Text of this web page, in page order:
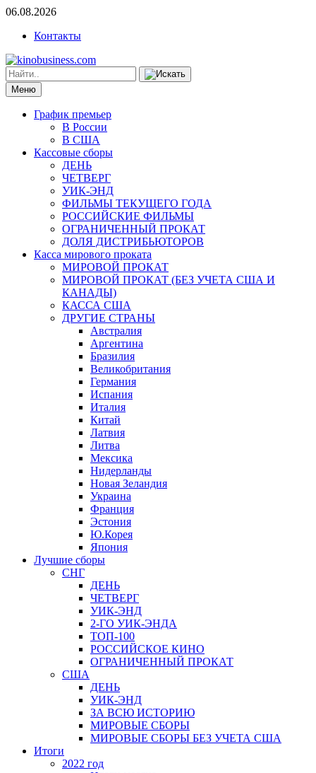
06.08.2026
Контакты
Меню
График премьер
В России
В США
Кассовые сборы
ДЕНЬ
ЧЕТВЕРГ
УИК-ЭНД
ФИЛЬМЫ ТЕКУЩЕГО ГОДА
РОССИЙСКИЕ ФИЛЬМЫ
ОГРАНИЧЕННЫЙ ПРОКАТ
ДОЛЯ ДИСТРИБЬЮТОРОВ
Касса мирового проката
МИРОВОЙ ПРОКАТ
МИРОВОЙ ПРОКАТ (БЕЗ УЧЕТА США И
КАНАДЫ)
КАССА США
ДРУГИЕ СТРАНЫ
Австралия
Аргентина
Бразилия
Великобритания
Германия
Испания
Италия
Китай
Латвия
Литва
Мексика
Нидерланды
Новая Зеландия
Украина
Франция
Эстония
Ю.Корея
Япония
Лучшие сборы
СНГ
ДЕНЬ
ЧЕТВЕРГ
УИК-ЭНД
2-ГО УИК-ЭНДА
ТОП-100
РОССИЙСКОЕ КИНО
ОГРАНИЧЕННЫЙ ПРОКАТ
США
ДЕНЬ
УИК-ЭНД
ЗА ВСЮ ИСТОРИЮ
МИРОВЫЕ СБОРЫ
МИРОВЫЕ СБОРЫ БЕЗ УЧЕТА США
Итоги
2022 год